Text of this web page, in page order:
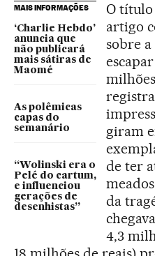
MAIS INFORMAÇÕES
‘Charlie Hebdo’
anuncia que
não publicará
mais sátiras de
Maomé
As polêmicas
capas do
semanário
“Wolinski era o
Pelé do cartum,
e influenciou
gerações de
desenhistas”
O
artigo
sobre a
giram
de ter
da
4,3